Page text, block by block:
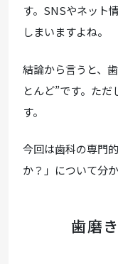
す。SNSやネット
しまいますよね。
結論から言うと、
とんど”です。た
す。
今回は歯科の専門
か？」について分
歯磨